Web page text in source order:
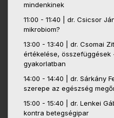
mindenkinek
11:00 - 11:40 | dr. Csicsor
mikrobiom?
13:00 - 13:40 | dr. Csomai
értékelése, összefüggések
gyakorlatban
14:00 - 14:40 | dr. Sárkány
szerepe az egészség
15:00 - 15:40 | dr. Lenkei
kontra betegségipar